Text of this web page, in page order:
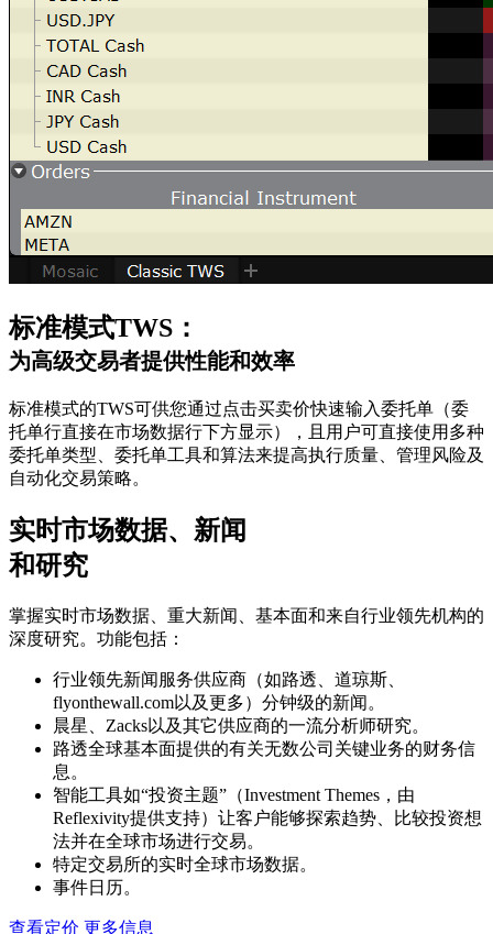
标准模式TWS：
为高级交易者提供性能和效率
标准模式的TWS可供您通过点击买卖价快速输入委托单（委
托单行直接在市场数据行下方显示），且用户可直接使用多种
委托单类型、委托单工具和算法来提高执行质量、管理风险及
自动化交易策略。
实时市场数据、新闻
和研究
掌握实时市场数据、重大新闻、基本面和来自行业领先机构的
深度研究。功能包括：
行业领先新闻服务供应商（如路透、道琼斯、
flyonthewall.com以及更多）分钟级的新闻。
晨星、Zacks以及其它供应商的一流分析师研究。
路透全球基本面提供的有关无数公司关键业务的财务信
息。
智能工具如“投资主题”（Investment Themes，由
Reflexivity提供支持）让客户能够探索趋势、比较投资想
法并在全球市场进行交易。
特定交易所的实时全球市场数据。
事件日历。
查看定价 更多信息